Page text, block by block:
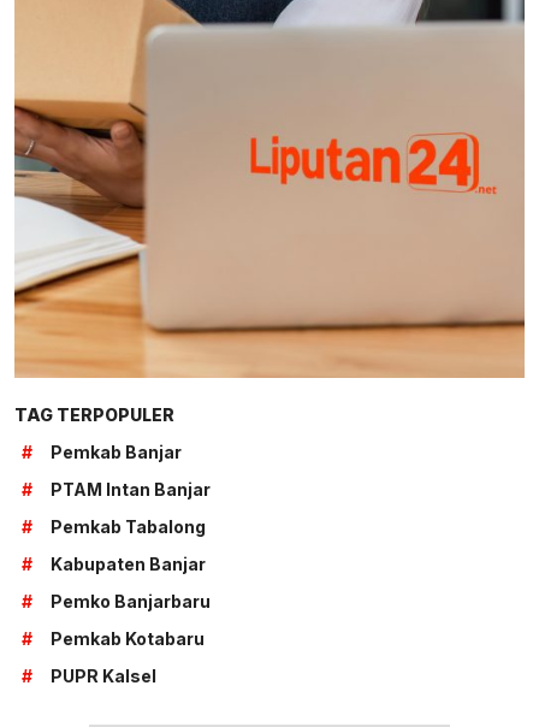
TAG TERPOPULER
#
Pemkab Banjar
#
PTAM Intan Banjar
#
Pemkab Tabalong
#
Kabupaten Banjar
#
Pemko Banjarbaru
#
Pemkab Kotabaru
#
PUPR Kalsel